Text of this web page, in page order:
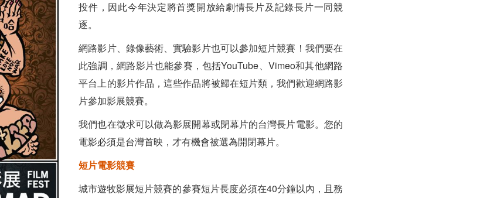
投件，因此今年決定將首獎開放給劇情長片及記錄長片一同競
逐。
網路影片、錄像藝術、實驗影片也可以參加短片競賽！我們要在
此強調，網路影片也能參賽，包括YouTube、Vimeo和其他網路
平台上的影片作品，這些作品將被歸在短片類，我們歡迎網路影
片參加影展競賽。
我們也在徵求可以做為影展開幕或閉幕片的台灣長片電影。您的
電影必須是台灣首映，才有機會被選為開閉幕片。
短片電影競賽
城市遊牧影展短片競賽的參賽短片長度必須在40分鐘以內，且務